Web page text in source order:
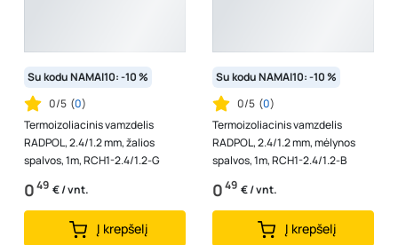
Su kodu NAMAI10: -10 %
0/5 (0)
Termoizoliacinis vamzdelis
RADPOL, 2.4/1.2 mm, žalios
spalvos, 1m, RCH1-2.4/1.2-G
049 € / vnt.
Į krepšelį
Su kodu NAMAI10: -10 %
0/5 (0)
Termoizoliacinis vamzdelis
RADPOL, 2.4/1.2 mm, mėlynos
spalvos, 1m, RCH1-2.4/1.2-B
049 € / vnt.
Į krepšelį